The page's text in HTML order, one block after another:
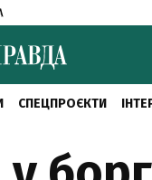
СПЕЦПРОЄКТИ